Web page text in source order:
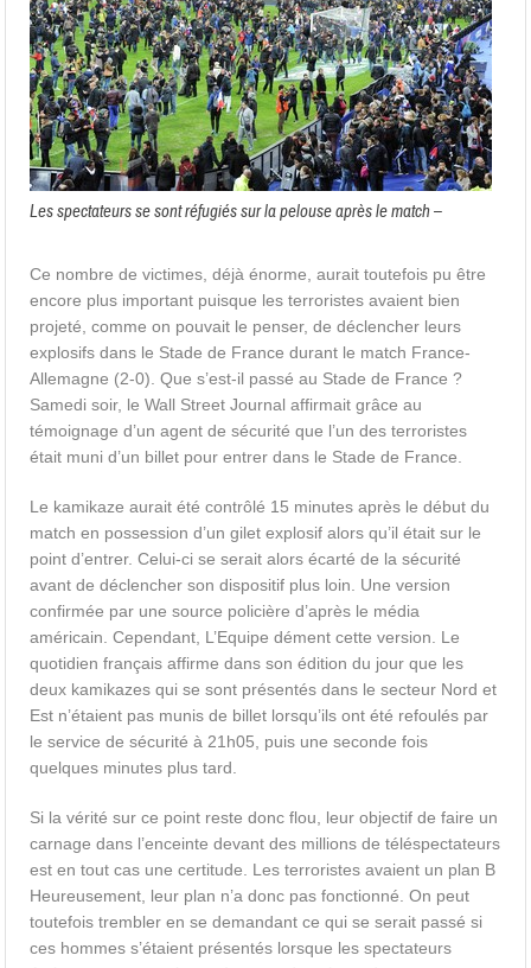
Les spectateurs se sont réfugiés sur la pelouse après le match –
Ce nombre de victimes, déjà énorme, aurait toutefois pu être
encore plus important puisque les terroristes avaient bien
projeté, comme on pouvait le penser, de déclencher leurs
explosifs dans le Stade de France durant le match France-
Allemagne (2-0). Que s’est-il passé au Stade de France ?
Samedi soir, le Wall Street Journal affirmait grâce au
témoignage d’un agent de sécurité que l’un des terroristes
était muni d’un billet pour entrer dans le Stade de France.
Le kamikaze aurait été contrôlé 15 minutes après le début du
match en possession d’un gilet explosif alors qu’il était sur le
point d’entrer. Celui-ci se serait alors écarté de la sécurité
avant de déclencher son dispositif plus loin. Une version
confirmée par une source policière d’après le média
américain. Cependant, L’Equipe dément cette version. Le
quotidien français affirme dans son édition du jour que les
deux kamikazes qui se sont présentés dans le secteur Nord et
Est n’étaient pas munis de billet lorsqu’ils ont été refoulés par
le service de sécurité à 21h05, puis une seconde fois
quelques minutes plus tard.
Si la vérité sur ce point reste donc flou, leur objectif de faire un
carnage dans l’enceinte devant des millions de téléspectateurs
est en tout cas une certitude. Les terroristes avaient un plan B
Heureusement, leur plan n’a donc pas fonctionné. On peut
toutefois trembler en se demandant ce qui se serait passé si
ces hommes s’étaient présentés lorsque les spectateurs